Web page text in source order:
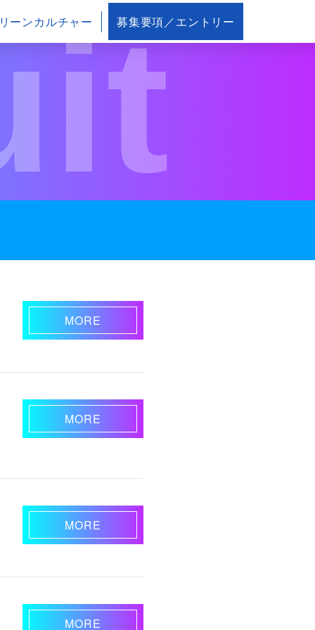
ーンカルチャー 募集要項／エントリー
MORE
MORE
MORE
MORE